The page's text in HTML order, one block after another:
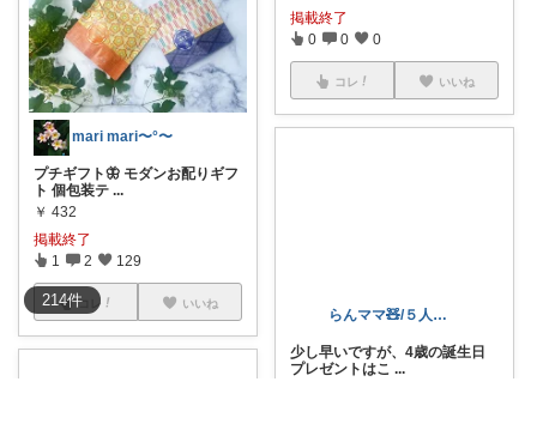
214件
mari mari〜°〜
プチギフト🦋 モダンお配りギフ
ト 個包装テ ...
￥ 432
掲載終了
1 2 129
コレ いいね
掲載終了
0 0 0
コレ いいね